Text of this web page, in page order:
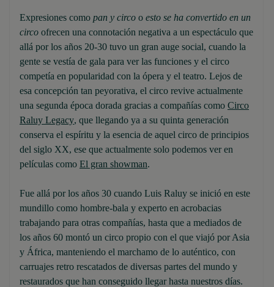
Expresiones como pan y circo o esto se ha convertido en un
circo ofrecen una connotación negativa a un espectáculo que
allá por los años 20-30 tuvo un gran auge social, cuando la
gente se vestía de gala para ver las funciones y el circo
competía en popularidad con la ópera y el teatro. Lejos de
esa concepción tan peyorativa, el circo revive actualmente
una segunda época dorada gracias a compañías como Circo
Raluy Legacy, que llegando ya a su quinta generación
conserva el espíritu y la esencia de aquel circo de principios
del siglo XX, ese que actualmente solo podemos ver en
películas como El gran showman.
Fue allá por los años 30 cuando Luis Raluy se inició en este
mundillo como hombre-bala y experto en acrobacias
trabajando para otras compañías, hasta que a mediados de
los años 60 montó un circo propio con el que viajó por Asia
y África, manteniendo el marchamo de lo auténtico, con
carruajes retro rescatados de diversas partes del mundo y
restaurados que han conseguido llegar hasta nuestros días.